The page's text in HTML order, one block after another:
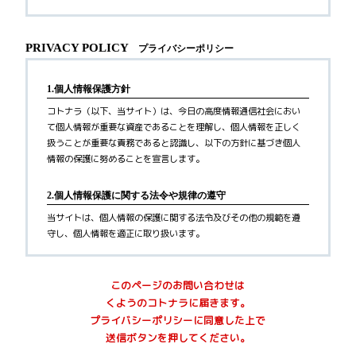
PRIVACY POLICY プライバシーポリシー
1.個人情報保護方針
コトナラ（以下、当サイト）は、今日の高度情報通信社会におい
て個人情報が重要な資産であることを理解し、個人情報を正しく
扱うことが重要な責務であると認識し、以下の方針に基づき個人
情報の保護に努めることを宣言します。
2.個人情報保護に関する法令や規律の遵守
当サイトは、個人情報の保護に関する法令及びその他の規範を遵
守し、個人情報を適正に取り扱います。
当サイトが個人情報を取得する際には、利用目的を明確化するよ
う努力し、お墓に関するご案内サービス(以下、本サービス)の提供
にあたり、以下に定める目的の範囲内で適法かつ公正な手段によ
って個人情報を取得し、適切に利用します。
このページのお問い合わせは
くようのコトナラに届きます。
プライバシーポリシーに同意した上で
送信ボタンを押してください。